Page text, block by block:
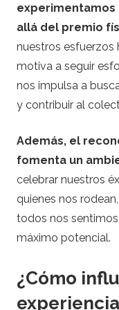
experimentamos
allá del premio
nuestros esfuerzos
motiva a seguir
nos impulsa a
y contribuir al
Además, el
fomenta un
celebrar nuestros
quienes nos
todos nos
máximo potencial.
¿Cómo